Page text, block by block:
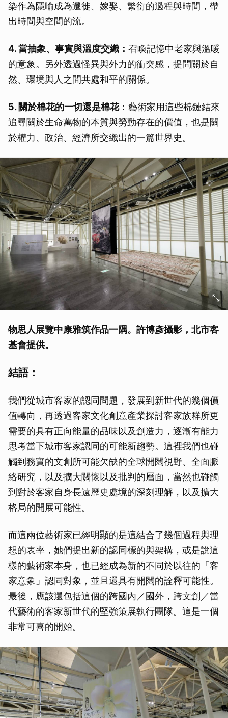
染作為隱喻成為遷徙、嫁娶、繁衍的過程與時間，帶
出時間與空間的流。
4. 當抽象、事實與溫度交織： 召喚記憶中老家與溫暖
的意象。另外透過怪異與外力的衝突感，提問關於自
然、環境與人之間共處和平的關係。
5. 關於棉花的一切還是棉花：藝術家用這些棉鏈結來
追尋關於生命萬物的本質與勞動存在的價值，也是關
於權力、政治、經濟所交織出的一篇世界史。
物思人展覽中康雅筑作品一隅。許博彥攝影，北市客
基會提供。
結語：
我們從城市客家的認同問題，發展到新世代的幾個價
值轉向，再透過客家文化創意產業探討客家族群所更
需要的具有正向能量的品味以及創造力，逐漸有能力
思考當下城市客家認同的可能新趨勢。這裡我們也碰
觸到務實的文創所可能欠缺的全球開闊視野、全面脈
絡研究，以及擴大關懷以及批判的層面，當然也碰觸
到對於客家自身長遠歷史處境的深刻理解，以及擴大
格局的開展可能性。
而這兩位藝術家已經明顯的是這結合了幾個過程與理
想的表率，她們提出新的認同標的與架構，或是說這
樣的藝術家本身，也已經成為新的不同於以往的「客
家意象」認同對象，並且還具有開闊的詮釋可能性。
最後，應該還包括這個的跨國內／國外，跨文創／當
代藝術的客家新世代的堅強策展執行團隊。這是一個
非常可喜的開始。